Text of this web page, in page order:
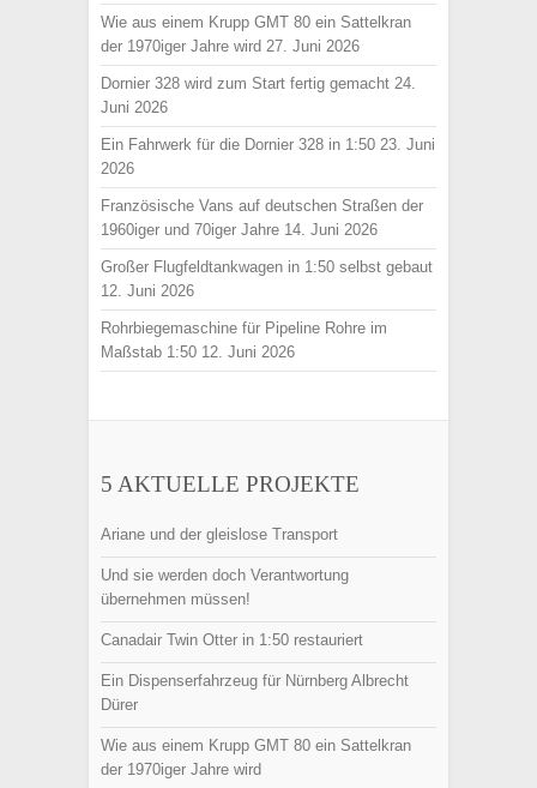
Wie aus einem Krupp GMT 80 ein Sattelkran
der 1970iger Jahre wird 27. Juni 2026
Dornier 328 wird zum Start fertig gemacht 24.
Juni 2026
Ein Fahrwerk für die Dornier 328 in 1:50 23. Juni
2026
Französische Vans auf deutschen Straßen der
1960iger und 70iger Jahre 14. Juni 2026
Großer Flugfeldtankwagen in 1:50 selbst gebaut
12. Juni 2026
Rohrbiegemaschine für Pipeline Rohre im
Maßstab 1:50 12. Juni 2026
5 AKTUELLE PROJEKTE
Ariane und der gleislose Transport
Und sie werden doch Verantwortung
übernehmen müssen!
Canadair Twin Otter in 1:50 restauriert
Ein Dispenserfahrzeug für Nürnberg Albrecht
Dürer
Wie aus einem Krupp GMT 80 ein Sattelkran
der 1970iger Jahre wird